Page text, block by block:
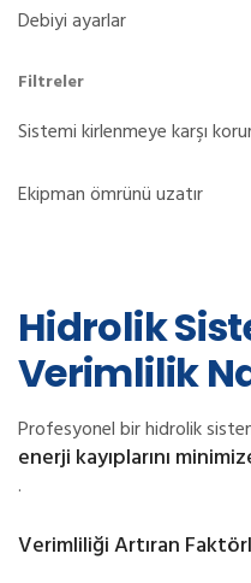
Debiyi ayarlar
Filtreler
Sistemi kirlenmeye karşı
Ekipman ömrünü uzatır
Hidrolik
Verimlilik
Profesyonel bir hidrolik
enerji kayıplarını
.
Verimliliği Artıran